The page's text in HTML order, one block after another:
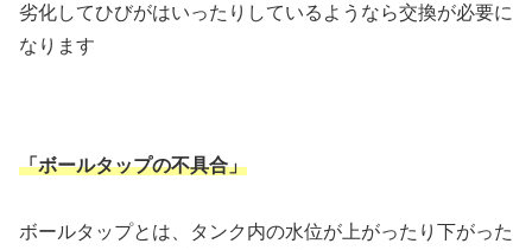
劣化してひびがはいったりしているようなら交換が必要に
なります
「ボールタップの不具合」
ボールタップとは、タンク内の水位が上がったり下がった